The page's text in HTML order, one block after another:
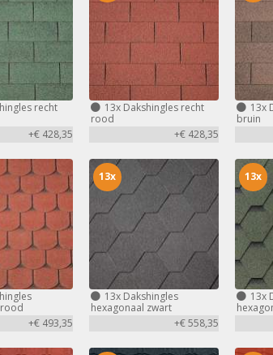
recht
+€ 428,35
13xDakshingles recht
rood
+€ 428,35
13x
bruin
+€ 493,35
13xDakshingles
hexagonaal zwart
+€ 558,35
13x
13x
13x